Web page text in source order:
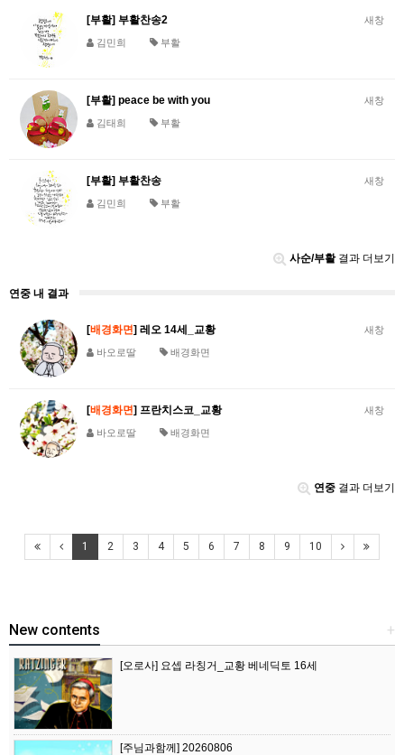
새창
[부활] 부활찬송2
김민희 부활
새창
[부활] peace be with you
김태희 부활
새창
[부활] 부활찬송
김민희 부활
사순/부활결과 더보기
연중 내 결과
새창
[배경화면] 레오 14세_교황
바오로딸 배경화면
새창
[배경화면] 프란치스코_교황
바오로딸 배경화면
연중 결과 더보기
1 2 3 4 5 6 7 8 9 10
+
New contents
[오로사] 요셉 라칭거_교황 베네딕토 16세
[주님과함께] 20260806